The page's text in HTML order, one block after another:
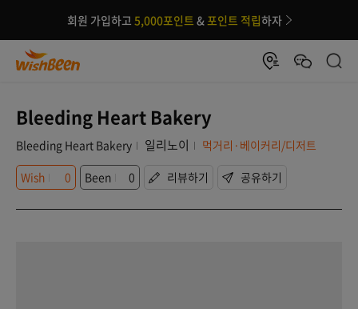
회원 가입하고 5,000포인트 &포인트 적립하자
Bleeding Heart Bakery
Bleeding Heart Bakery 일리노이
먹거리·베이커리/디저트
Wish
0 Been 0 리뷰하기 공유하기